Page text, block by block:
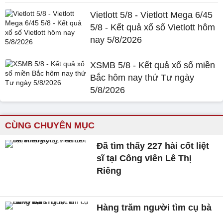
Vietlott 5/8 - Vietlott Mega 6/45
5/8 - Kết quả xổ số Vietlott hôm
nay 5/8/2026
XSMB 5/8 - Kết quả xổ số miền
Bắc hôm nay thứ Tư ngày
5/8/2026
CÙNG CHUYÊN MỤC
Đã tìm thấy 227 hài cốt liệt
sĩ tại Công viên Lê Thị
Riêng
Hàng trăm người tìm cụ bà